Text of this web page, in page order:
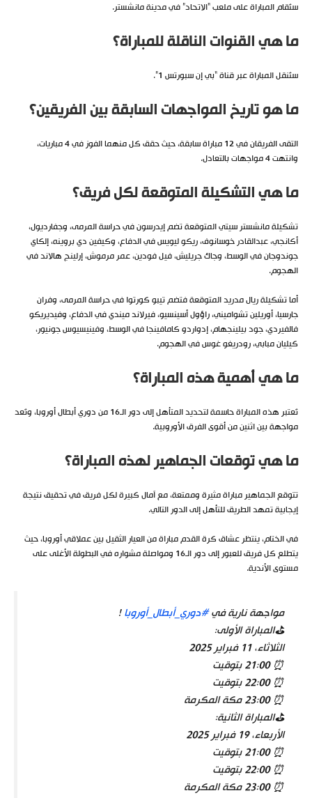
ستُقام المباراة على ملعب “الاتحاد” في مدينة مانشستر.
ما هي القنوات الناقلة للمباراة؟
ستُنقل المباراة عبر قناة “بي إن سبورتس 1”.
ما هو تاريخ المواجهات السابقة بين الفريقين؟
التقى الفريقان في 12 مباراة سابقة، حيث حقق كل منهما الفوز في 4 مباريات،
وانتهت 4 مواجهات بالتعادل.
ما هي التشكيلة المتوقعة لكل فريق؟
تشكيلة مانشستر سيتي المتوقعة تضم إيدرسون في حراسة المرمى، وجفارديول،
أكانجي، عبدالقادر خوسانوف، ريكو ليويس في الدفاع، وكيفين دي بروينه، إلكاي
جوندوجان في الوسط، وجاك جريليش، فيل فودين، عمر مرموش، إرلينج هالاند في
الهجوم.
أما تشكيلة ريال مدريد المتوقعة فتضم تيبو كورتوا في حراسة المرمى، وفران
جارسيا، أوريلين تشواميني، راؤول أسينسيو، فيرلاند ميندي في الدفاع، وفيديريكو
فالفيردي، جود بيلينجهام، إدواردو كامافينجا في الوسط، وفينيسيوس جونيور،
كيليان مبابي، رودريغو غوس في الهجوم.
ما هي أهمية هذه المباراة؟
تُعتبر هذه المباراة حاسمة لتحديد المتأهل إلى دور الـ16 من دوري أبطال أوروبا، وتُعد
مواجهة بين اثنين من أقوى الفرق الأوروبية.
ما هي توقعات الجماهير لهذه المباراة؟
تتوقع الجماهير مباراة مثيرة وممتعة، مع آمال كبيرة لكل فريق في تحقيق نتيجة
إيجابية تمهد الطريق للتأهل إلى الدور التالي.
في الختام، ينتظر عشاق كرة القدم مباراة من العيار الثقيل بين عملاقي أوروبا، حيث
يتطلع كل فريق للعبور إلى دور الـ16 ومواصلة مشواره في البطولة الأغلى على
مستوى الأندية.
مواجهة نارية في#دوري_أبطال_أوروبا!
⛳️المباراة الأولى:
الثلاثاء، 11 فبراير 2025
⏰ 21:00 بتوقيت
⏰ 22:00 بتوقيت
⏰ 23:00 مكة المكرمة
⛳️المباراة الثانية:
الأربعاء، 19 فبراير 2025
⏰ 21:00 بتوقيت
⏰ 22:00 بتوقيت
⏰ 23:00 مكة المكرمة